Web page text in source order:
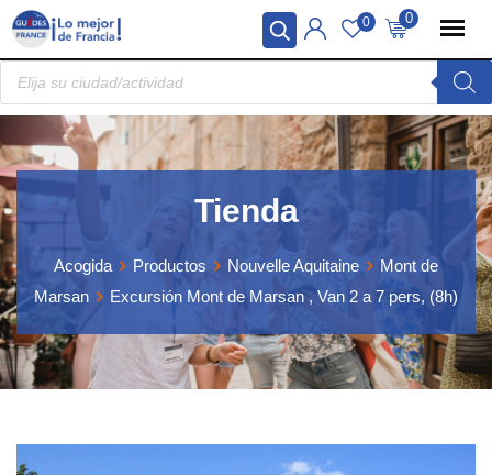
Panel de gestión de cookies
Skip
content
0
0
Búsqueda
de
productos
Tienda
Acogida Productos Nouvelle Aquitaine
Mont de
Marsan
Excursión Mont de Marsan , Van 2 a 7 pers, (8h)